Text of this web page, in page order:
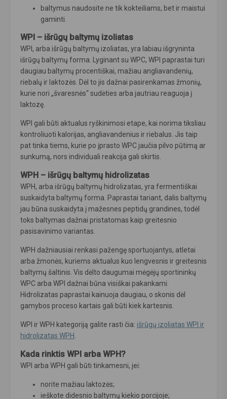
baltymus naudosite ne tik kokteiliams, bet ir maistui
gaminti.
WPI – išrūgų baltymų izoliatas
WPI, arba išrūgų baltymų izoliatas, yra labiau išgryninta
išrūgų baltymų forma. Lyginant su WPC, WPI paprastai turi
daugiau baltymų procentiškai, mažiau angliavandenių,
riebalų ir laktozės. Dėl to jis dažnai pasirenkamas žmonių,
kurie nori „švaresnės“ sudėties arba jautriau reaguoja į
laktozę.
WPI gali būti aktualus ryškinimosi etape, kai norima tiksliau
kontroliuoti kalorijas, angliavandenius ir riebalus. Jis taip
pat tinka tiems, kurie po įprasto WPC jaučia pilvo pūtimą ar
sunkumą, nors individuali reakcija gali skirtis.
WPH – išrūgų baltymų hidrolizatas
WPH, arba išrūgų baltymų hidrolizatas, yra fermentiškai
suskaidyta baltymų forma. Paprastai tariant, dalis baltymų
jau būna suskaidyta į mažesnes peptidų grandines, todėl
toks baltymas dažnai pristatomas kaip greitesnio
pasisavinimo variantas.
WPH dažniausiai renkasi pažengę sportuojantys, atletai
arba žmonės, kuriems aktualus kuo lengvesnis ir greitesnis
baltymų šaltinis. Vis dėlto daugumai mėgėjų sportininkų
WPC arba WPI dažnai būna visiškai pakankami.
Hidrolizatas paprastai kainuoja daugiau, o skonis dėl
gamybos proceso kartais gali būti kiek kartesnis.
WPI ir WPH kategoriją galite rasti čia: išrūgų izoliatas WPI ir
hidrolizatas WPH
Kada rinktis WPI arba WPH?
WPI arba WPH gali būti tinkamesni, jei:
norite mažiau laktozės;
ieškote didesnio baltymų kiekio porcijoje;